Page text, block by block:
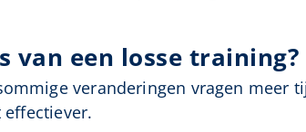
van een losse training?
veranderingen vragen meer
effectiever.